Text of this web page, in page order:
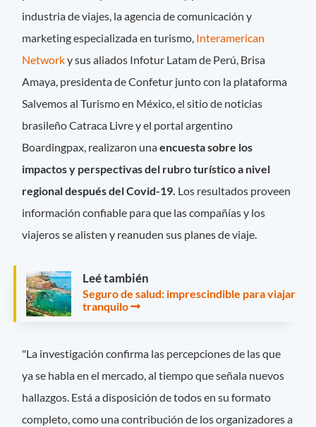
industria de viajes, la agencia de comunicación y
marketing especializada en turismo, Interamerican
Networky sus aliados Infotur Latam de Perú, Brisa
Amaya, presidenta de Confetur junto con la plataforma
Salvemos al Turismo en México, el sitio de noticias
brasileño Catraca Livre y el portal argentino
Boardingpax, realizaron unaencuesta sobre los
impactos y perspectivas del rubro turístico a nivel
regional después del Covid-19. Los resultados proveen
información confiable para que las compañías y los
viajeros se alisten y reanuden sus planes de viaje.
Leé también
Seguro de salud: imprescindible para viajar
tranquilo
"La investigación confirma las percepciones de las que
ya se habla en el mercado, al tiempo que señala nuevos
hallazgos. Está a disposición de todos en su formato
completo, como una contribución de los organizadores a